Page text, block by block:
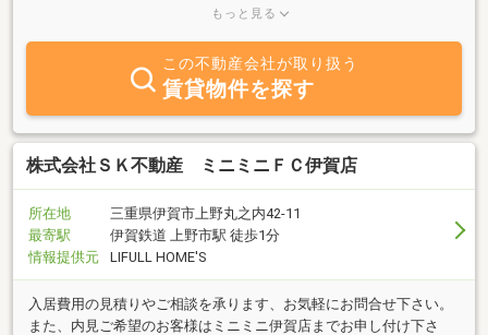
す。名張・伊賀エリアはもとより他府県の物件につきましてもお問
Ｏ ＳＥＤ ＳＥＲＩＯ）が弊社のモットーです。ぜひ、お気軽に
もっと見る
この不動産会社が取り扱う
賃貸物件を探す
株式会社ＳＫ不動産 ミニミニＦＣ伊賀店
所在地
三重県伊賀市上野丸之内42-11
最寄駅
伊賀鉄道 上野市駅 徒歩1分
情報提供元
LIFULL HOME'S
入居費用の見積りやご相談を承ります、お気軽にお問合せ下さい。
また、内見ご希望のお客様はミニミニ伊賀店までお申し付け下さ